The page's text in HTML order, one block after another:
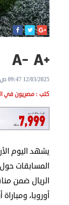
مصر
للمصريين
القنصلية
البعثة
الدبلوماسية
مجلس
الصحفيون
المصريون
12/03/2025 09:47 ص
كتب : مصريون في
يشهد اليوم
المسابقات
الريال ضمن
أوروبا،